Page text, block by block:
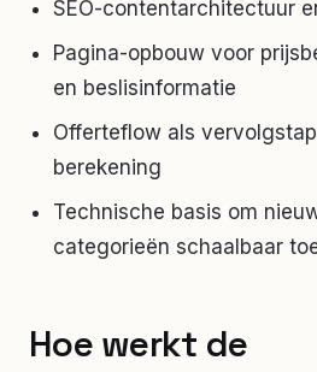
SEO-contentarchitectuur
Pagina-opbouw voor
en beslisinformatie
Offerteflow als
berekening
Technische basis om
categorieën schaalbaar
Hoe werkt de